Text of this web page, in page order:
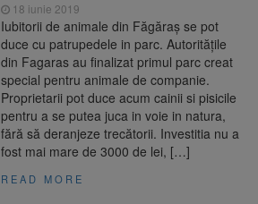
18 iunie 2019
Iubitorii de animale din Făgăraș se pot
duce cu patrupedele in parc. Autoritățile
din Fagaras au finalizat primul parc creat
special pentru animale de companie.
Proprietarii pot duce acum cainii si pisicile
pentru a se putea juca in voie in natura,
fără să deranjeze trecătorii. Investitia nu a
fost mai mare de 3000 de lei, […]
READ MORE